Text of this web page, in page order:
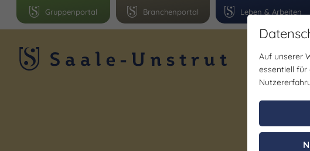
Leben & Arbeiten
Branchenportal
Gruppenportal
Region
Auf unserer
essentiell für